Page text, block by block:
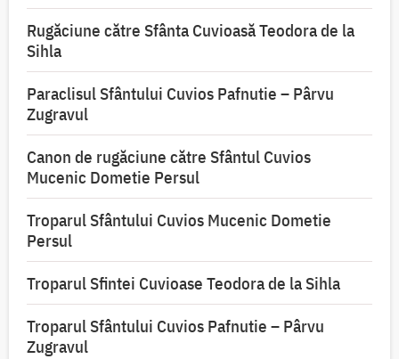
Rugăciune către Sfânta Cuvioasă Teodora de la
Sihla
Paraclisul Sfântului Cuvios Pafnutie – Pârvu
Zugravul
Canon de rugăciune către Sfântul Cuvios
Mucenic Dometie Persul
Troparul Sfântului Cuvios Mucenic Dometie
Persul
Troparul Sfintei Cuvioase Teodora de la Sihla
Troparul Sfântului Cuvios Pafnutie – Pârvu
Zugravul